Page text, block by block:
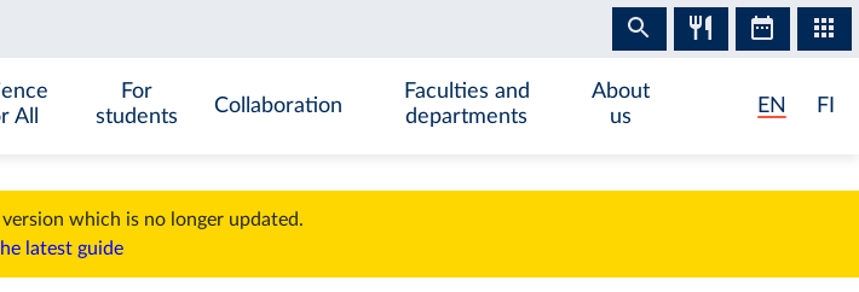
All
For
students
Collaboration
Faculties and
departments
About
us
EN FI
which is no longer updated.
latest guide